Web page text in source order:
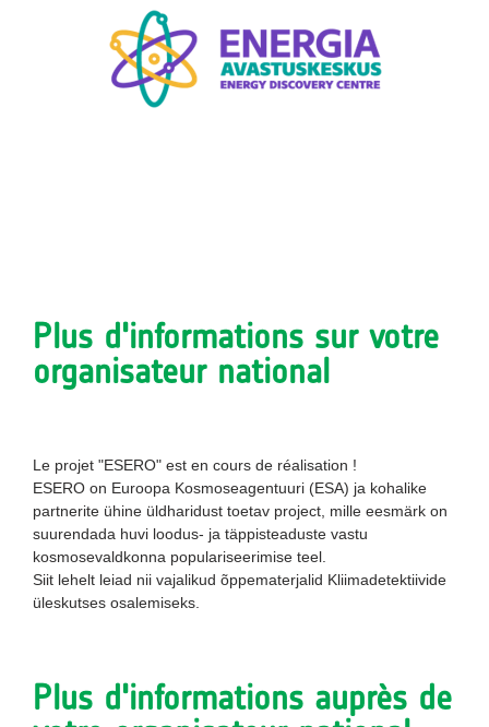
Plus d'informations sur votre
organisateur national
Le projet "ESERO" est en cours de réalisation !
ESERO on Euroopa Kosmoseagentuuri (ESA) ja kohalike
partnerite ühine üldharidust toetav project, mille eesmärk on
suurendada huvi loodus- ja täppisteaduste vastu
kosmosevaldkonna populariseerimise teel.
Siit lehelt leiad nii vajalikud õppematerjalid Kliimadetektiivide
üleskutses osalemiseks.
Plus d'informations auprès de